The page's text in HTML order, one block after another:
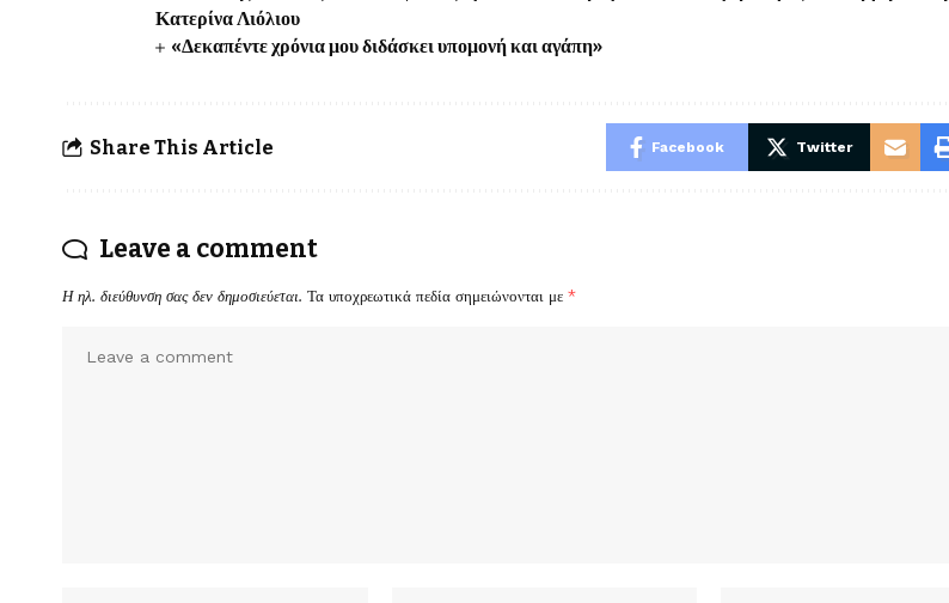
Κατερίνα Λιόλιου
«Δεκαπέντε χρόνια μου διδάσκει υπομονή και αγάπη»
Share This Article Facebook Twitter
Leave a comment
Η ηλ. διεύθυνση σας δεν δημοσιεύεται. Τα υποχρεωτικά πεδία σημειώνονται με *